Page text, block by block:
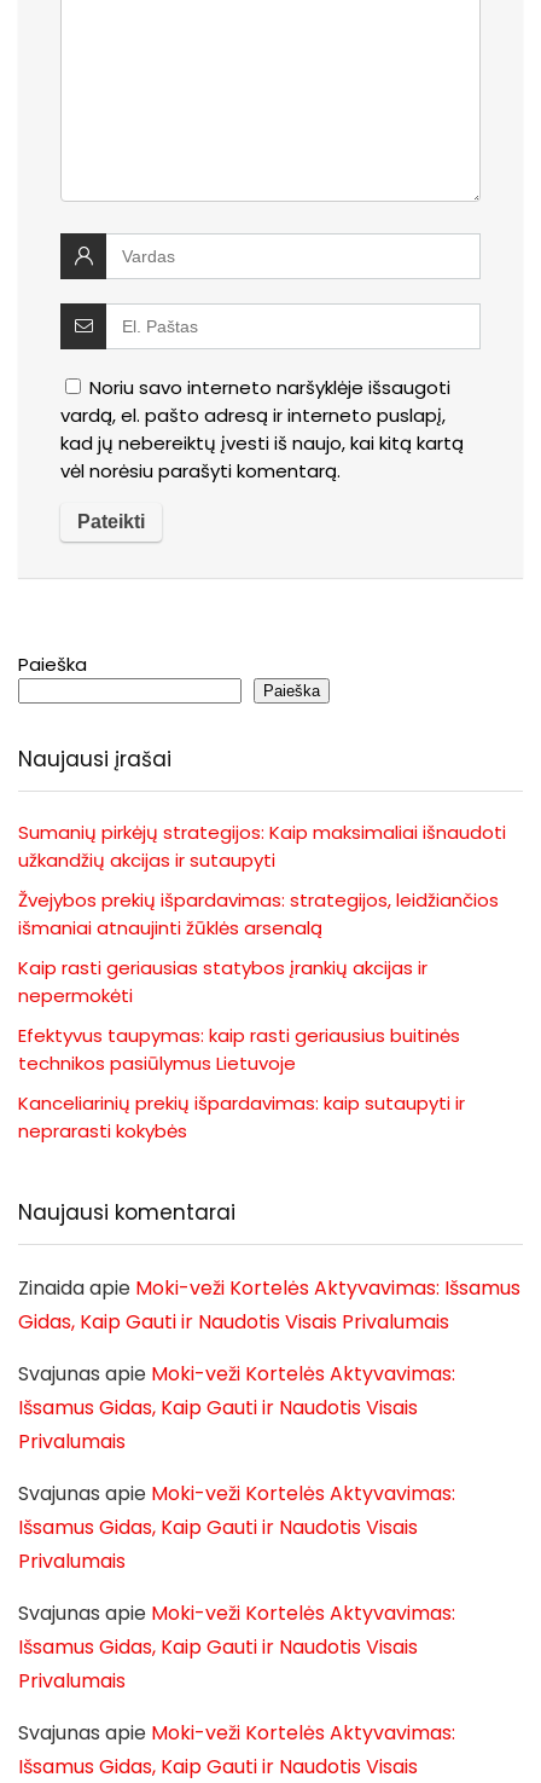
Noriu savo interneto naršyklėje išsaugoti
vardą, el. pašto adresą ir interneto puslapį,
kad jų nebereiktų įvesti iš naujo, kai kitą kartą
vėl norėsiu parašyti komentarą.
Paieška
Paieška
Naujausi įrašai
Sumanių pirkėjų strategijos: Kaip maksimaliai išnaudoti
užkandžių akcijas ir sutaupyti
Žvejybos prekių išpardavimas: strategijos, leidžiančios
išmaniai atnaujinti žūklės arsenalą
Kaip rasti geriausias statybos įrankių akcijas ir
nepermokėti
Efektyvus taupymas: kaip rasti geriausius buitinės
technikos pasiūlymus Lietuvoje
Kanceliarinių prekių išpardavimas: kaip sutaupyti ir
neprarasti kokybės
Naujausi komentarai
Zinaidaapie Moki-veži Kortelės Aktyvavimas: Išsamus
Gidas, Kaip Gauti ir Naudotis Visais Privalumais
Svajunas apie Moki-veži Kortelės Aktyvavimas:
Išsamus Gidas, Kaip Gauti ir Naudotis Visais
Privalumais
Svajunas apie Moki-veži Kortelės Aktyvavimas:
Išsamus Gidas, Kaip Gauti ir Naudotis Visais
Privalumais
Svajunas apie Moki-veži Kortelės Aktyvavimas:
Išsamus Gidas, Kaip Gauti ir Naudotis Visais
Privalumais
Svajunas apie Moki-veži Kortelės Aktyvavimas:
Išsamus Gidas, Kaip Gauti ir Naudotis Visais